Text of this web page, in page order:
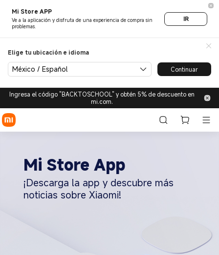
Mi Store APP
Ve a la aplicación y disfruta de una experiencia de compra sin
problemas.
IR
Elige tu ubicación e idioma
México / Español Continuar
Ingresa el código "BACKTOSCHOOL" y obtén 5% de descuento en
mi.com.
Mi Store App
¡Descarga la app y descubre más
noticias sobre Xiaomi!